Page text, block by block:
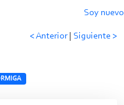
Soy nuevo
< Anterior Siguiente >